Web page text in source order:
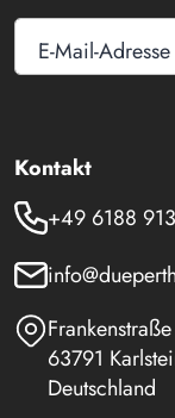
E-Mail-Adresse
Kontakt
+49 6188
63791
Deutschland